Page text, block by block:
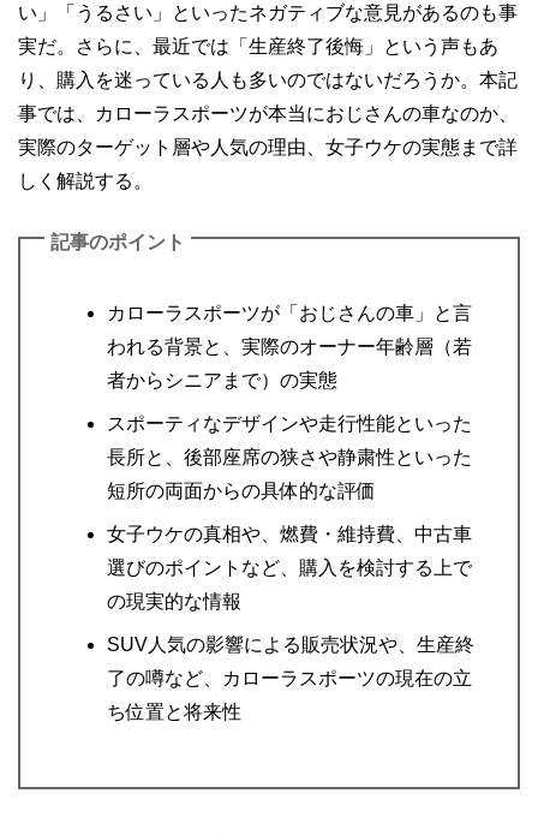
い」「うるさい」といったネガティブな意見があるのも事
実だ。さらに、最近では「生産終了後悔」という声もあ
り、購入を迷っている人も多いのではないだろうか。本記
事では、カローラスポーツが本当におじさんの車なのか、
実際のターゲット層や人気の理由、女子ウケの実態まで詳
しく解説する。
記事のポイント
カローラスポーツが「おじさんの車」と言
われる背景と、実際のオーナー年齢層（若
者からシニアまで）の実態
スポーティなデザインや走行性能といった
長所と、後部座席の狭さや静粛性といった
短所の両面からの具体的な評価
女子ウケの真相や、燃費・維持費、中古車
選びのポイントなど、購入を検討する上で
の現実的な情報
SUV人気の影響による販売状況や、生産終
了の噂など、カローラスポーツの現在の立
ち位置と将来性